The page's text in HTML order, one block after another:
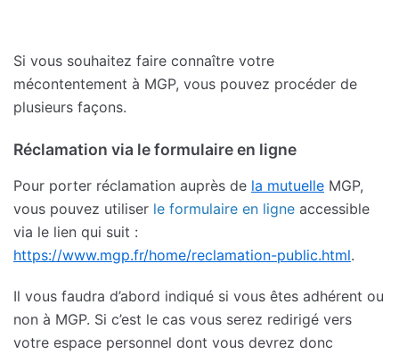
Si vous souhaitez faire connaître votre
mécontentement à MGP, vous pouvez procéder de
plusieurs façons.
Réclamation via le formulaire en ligne
Pour porter réclamation auprès de la mutuelle MGP,
vous pouvez utiliser le formulaire en ligne accessible
via le lien qui suit :
https://www.mgp.fr/home/reclamation-public.html.
Il vous faudra d’abord indiqué si vous êtes adhérent ou
non à MGP. Si c’est le cas vous serez redirigé vers
votre espace personnel dont vous devrez donc